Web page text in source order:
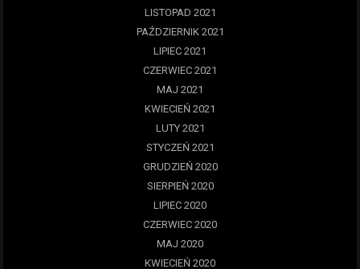
LISTOPAD 2021
PAŹDZIERNIK 2021
LIPIEC 2021
CZERWIEC 2021
MAJ 2021
KWIECIEŃ 2021
LUTY 2021
STYCZEŃ 2021
GRUDZIEŃ 2020
SIERPIEŃ 2020
LIPIEC 2020
CZERWIEC 2020
MAJ 2020
KWIECIEŃ 2020